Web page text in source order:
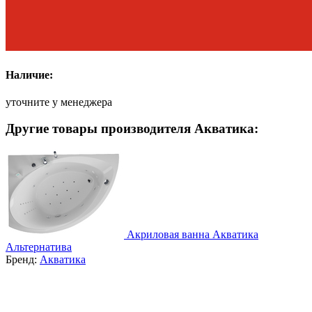
Наличие:
уточните у менеджера
Другие товары производителя Акватика:
Акриловая ванна Акватика
Альтернатива
Бренд: Акватика